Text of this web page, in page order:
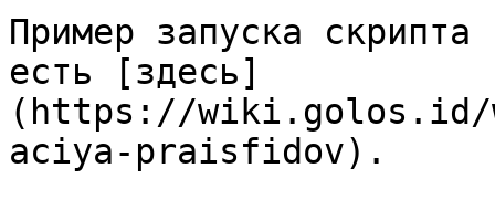
Пример запуска
есть [здесь]
(https://wiki.golos.id/
aciya-praisfidov).